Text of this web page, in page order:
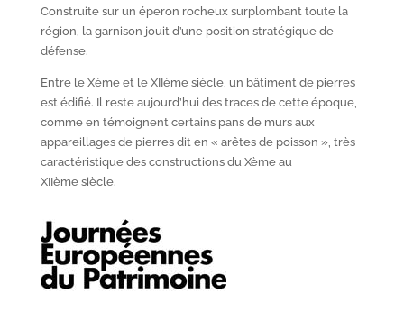
Construite sur un éperon rocheux surplombant toute la
région, la garnison jouit d’une position stratégique de
défense.
Entre le Xèmeet le XIIèmesiècle, un bâtiment de pierres
est édifié. Il reste aujourd’hui des traces de cette époque,
comme en témoignent certains pans de murs aux
appareillages de pierres dit en « arêtes de poisson », très
caractéristique des constructions du Xèmeau
XIIèmesiècle.